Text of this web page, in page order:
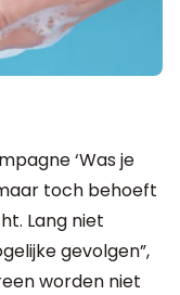
‘Was je
toch behoeft
Lang niet
gevolgen”,
worden niet